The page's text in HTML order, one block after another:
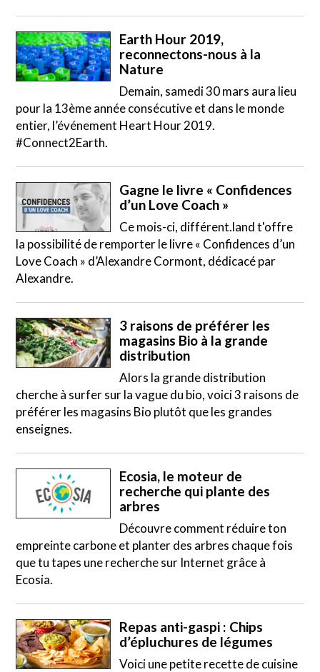
Earth Hour 2019,
reconnectons-nous à la
Nature
Demain, samedi 30 mars aura lieu
pour la 13ème année consécutive et dans le monde
entier, l’événement Heart Hour 2019.
#Connect2Earth.
Gagne le livre « Confidences
d’un Love Coach »
Ce mois-ci, différent.land t'offre
la possibilité de remporter le livre « Confidences d’un
Love Coach » d’Alexandre Cormont, dédicacé par
Alexandre.
3 raisons de préférer les
magasins Bio à la grande
distribution
Alors la grande distribution
cherche à surfer sur la vague du bio, voici 3 raisons de
préférer les magasins Bio plutôt que les grandes
enseignes.
Ecosia, le moteur de
recherche qui plante des
arbres
Découvre comment réduire ton
empreinte carbone et planter des arbres chaque fois
que tu tapes une recherche sur Internet grâce à
Ecosia.
Repas anti-gaspi : Chips
d’épluchures de légumes
Voici une petite recette de cuisine